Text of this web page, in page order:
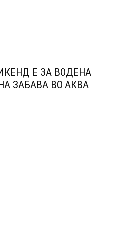
Е ЗА ВОДЕНА
ЗАБАВА ВО АКВА